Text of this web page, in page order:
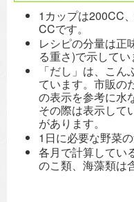
1カップは200CC
CCです。
レシピの分量は正
る重さ)で示してい
「だし」は、こ
ています。市販の
の表示を参考に水
その際は表示して
があります。
1日に必要な野菜
各月で計算してい
のこ類、海藻類は